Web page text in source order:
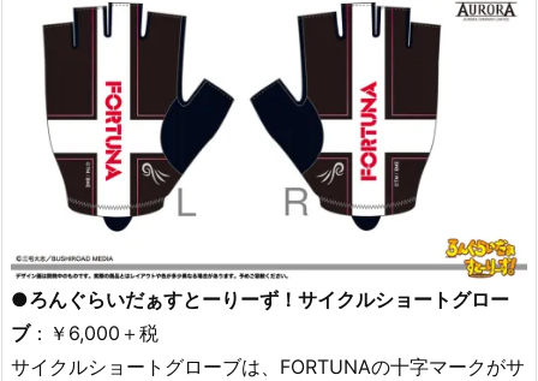
●ろんぐらいだぁすとーりーず！サイクルショートグロー
ブ：￥6,000＋税
サイクルショートグローブは、FORTUNAの十字マークがサ